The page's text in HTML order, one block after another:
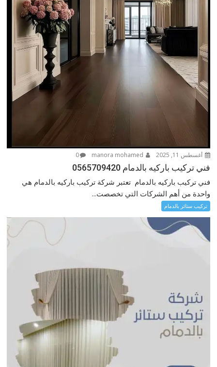
أغسطس 11, 2025 0
فني تركيب باركيه بالدمام 0565709420
فني تركيب باركيه بالدمام تعتبر شركة تركيب باركيه بالدمام هي
واحدة من أهم الشركات التي تخصصت...
تركيب ستائر بالدمام